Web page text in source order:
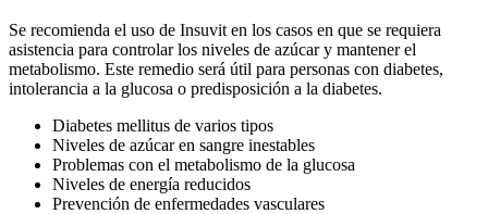
Se recomienda el uso de Insuvit en los casos en que se requiera
asistencia para controlar los niveles de azúcar y mantener el
metabolismo. Este remedio será útil para personas con diabetes,
intolerancia a la glucosa o predisposición a la diabetes.
Diabetes mellitus de varios tipos
Niveles de azúcar en sangre inestables
Problemas con el metabolismo de la glucosa
Niveles de energía reducidos
Prevención de enfermedades vasculares